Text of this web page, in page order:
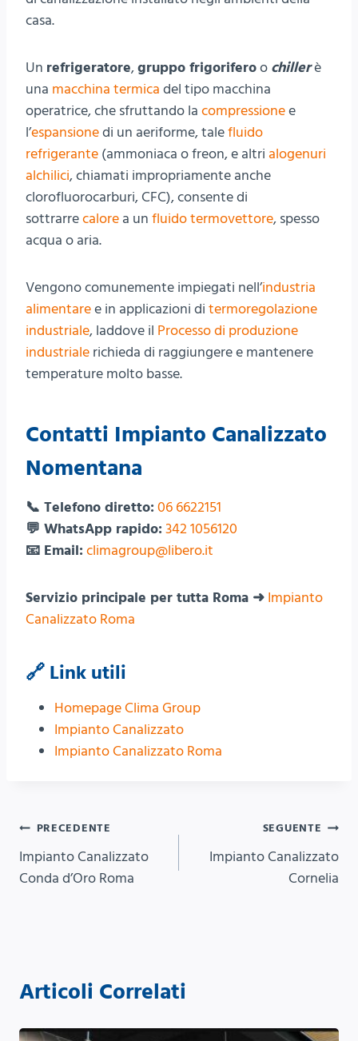
casa.
Un refrigeratore,gruppo frigoriferoo chillerè
una macchina termica del tipo macchina
operatrice, che sfruttando la compressionee
l’espansionedi un aeriforme, talefluido
refrigerante (ammoniaca o freon, e altri alogenuri
alchilici, chiamati impropriamente anche
clorofluorocarburi, CFC), consente di
sottrarrecalore a un fluido termovettore, spesso
acqua o aria.
Vengono comunemente impiegati nell’industria
alimentaree in applicazioni di termoregolazione
industriale, laddove il Processo di produzione
industriale richieda di raggiungere e mantenere
temperature molto basse.
Contatti Impianto Canalizzato
Nomentana
📞 Telefono diretto: 06 6622151
💬 WhatsApp rapido: 342 1056120
📧 Email: climagroup@libero.it
Servizio principale per tutta Roma ➜ Impianto
Canalizzato Roma
🔗 Link utili
Homepage Clima Group
Impianto Canalizzato
Impianto Canalizzato Roma
Navigazione
articoli
PRECEDENTE
Impianto Canalizzato
Conda d’Oro Roma
SEGUENTE
Impianto Canalizzato
Cornelia
Articoli Correlati